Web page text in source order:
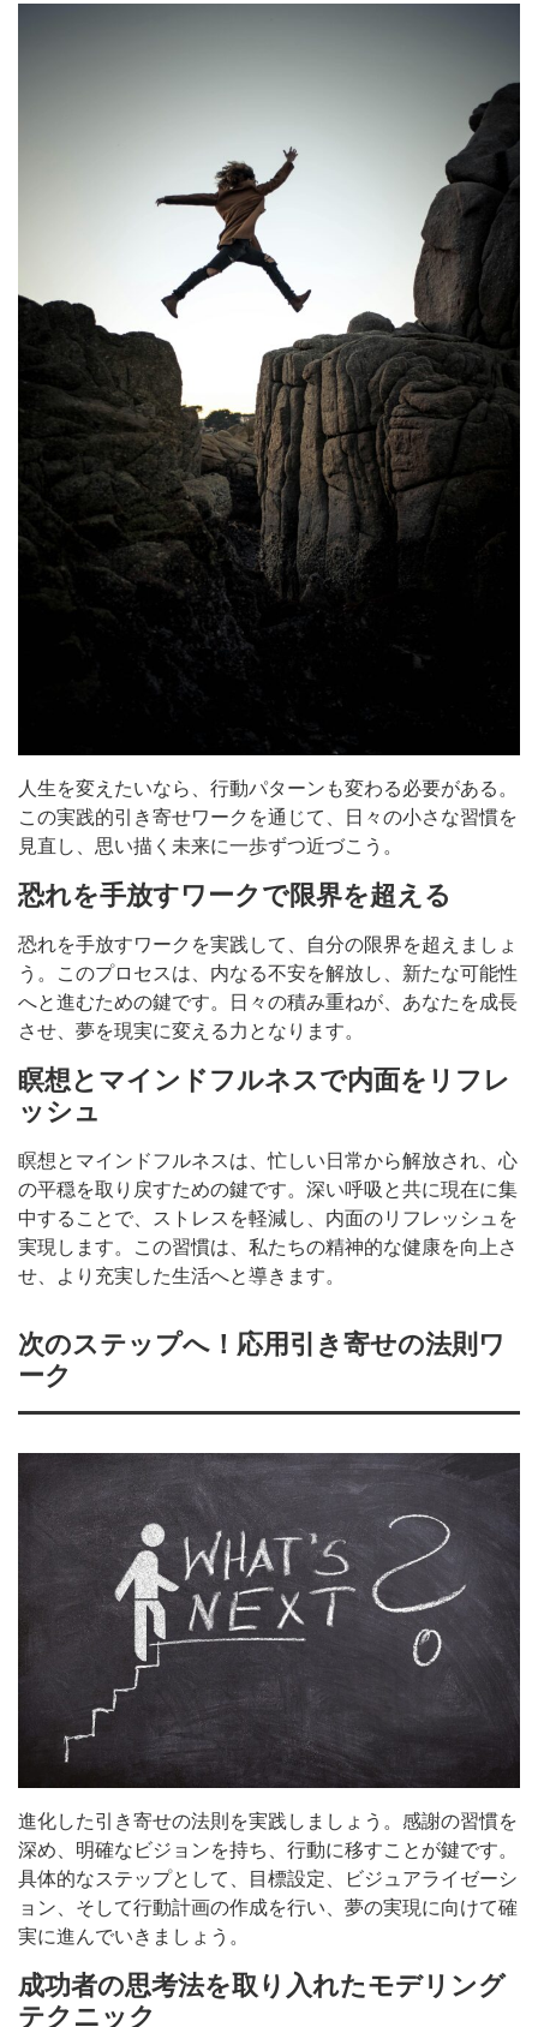
人生を変えたいなら、行動パターンも変わる必要がある。
この実践的引き寄せワークを通じて、日々の小さな習慣を
見直し、思い描く未来に一歩ずつ近づこう。
恐れを手放すワークで限界を超える
恐れを手放すワークを実践して、自分の限界を超えましょ
う。このプロセスは、内なる不安を解放し、新たな可能性
へと進むための鍵です。日々の積み重ねが、あなたを成長
させ、夢を現実に変える力となります。
瞑想とマインドフルネスで内面をリフレ
ッシュ
瞑想とマインドフルネスは、忙しい日常から解放され、心
の平穏を取り戻すための鍵です。深い呼吸と共に現在に集
中することで、ストレスを軽減し、内面のリフレッシュを
実現します。この習慣は、私たちの精神的な健康を向上さ
せ、より充実した生活へと導きます。
次のステップへ！応用引き寄せの法則ワ
ーク
進化した引き寄せの法則を実践しましょう。感謝の習慣を
深め、明確なビジョンを持ち、行動に移すことが鍵です。
具体的なステップとして、目標設定、ビジュアライゼーシ
ョン、そして行動計画の作成を行い、夢の実現に向けて確
実に進んでいきましょう。
成功者の思考法を取り入れたモデリング
テクニック